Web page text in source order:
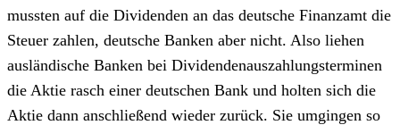
mussten auf die Dividenden an das deutsche Finanzamt die
Steuer zahlen, deutsche Banken aber nicht. Also liehen
ausländische Banken bei Dividendenauszahlungsterminen
die Aktie rasch einer deutschen Bank und holten sich die
Aktie dann anschließend wieder zurück. Sie umgingen so